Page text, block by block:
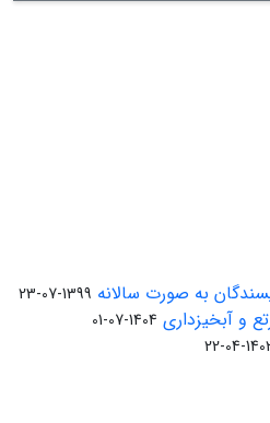
به صورت سالانه 1399-07-23
و آبخیزداری 1404-07-01
1402-